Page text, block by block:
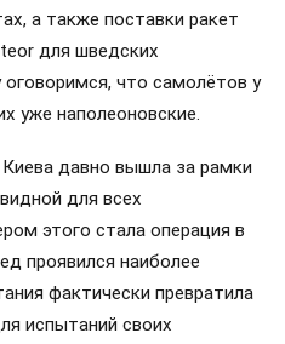
а также поставки ракет
для шведских
оговоримся, что самолётов у
уже наполеоновские.
давно вышла за рамки
для всех
этого стала операция в
проявился наиболее
фактически превратила
испытаний своих